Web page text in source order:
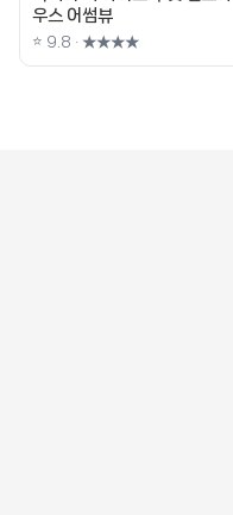
우스 어썸뷰
⭐ 9.8 · ★★★★